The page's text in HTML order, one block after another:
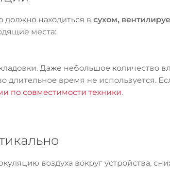
должно находиться в сухом,
места:
Даже небольшое количество
длительное время не используется.
по совместимости техники.
воздуха вокруг устройства,